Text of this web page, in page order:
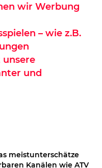
wir Werbung
– wie z.B.
unsere
und
meistunterschätze
Kanälen wie ATV